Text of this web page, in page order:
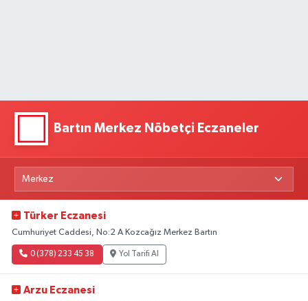
Bartın Merkez Nöbetçi Eczaneler
Türker Eczanesi
Cumhuriyet Caddesi, No:2 A Kozcağız Merkez Bartın
0 (378) 233 45 38 Yol Tarifi Al
Arzu Eczanesi